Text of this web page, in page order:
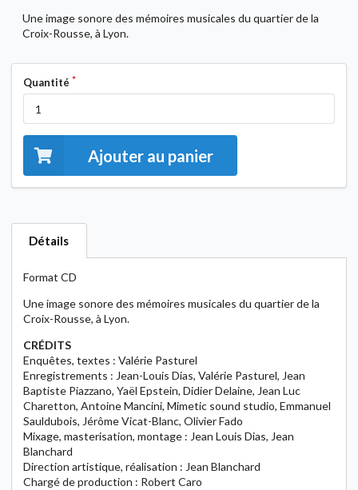
Une image sonore des mémoires musicales du quartier de la
Croix-Rousse, à Lyon.
Quantité
Ajouter au panier
Détails
Format CD
Une image sonore des mémoires musicales du quartier de la
Croix-Rousse, à Lyon.
CRÉDITS
Enquêtes, textes : Valérie Pasturel
Enregistrements : Jean-Louis Dias, Valérie Pasturel, Jean
Baptiste Piazzano, Yaël Epstein, Didier Delaine, Jean Luc
Charetton, Antoine Mancini, Mimetic sound studio, Emmanuel
Sauldubois, Jérôme Vicat-Blanc, Olivier Fado
Mixage, masterisation, montage : Jean Louis Dias, Jean
Blanchard
Direction artistique, réalisation : Jean Blanchard
Chargé de production : Robert Caro